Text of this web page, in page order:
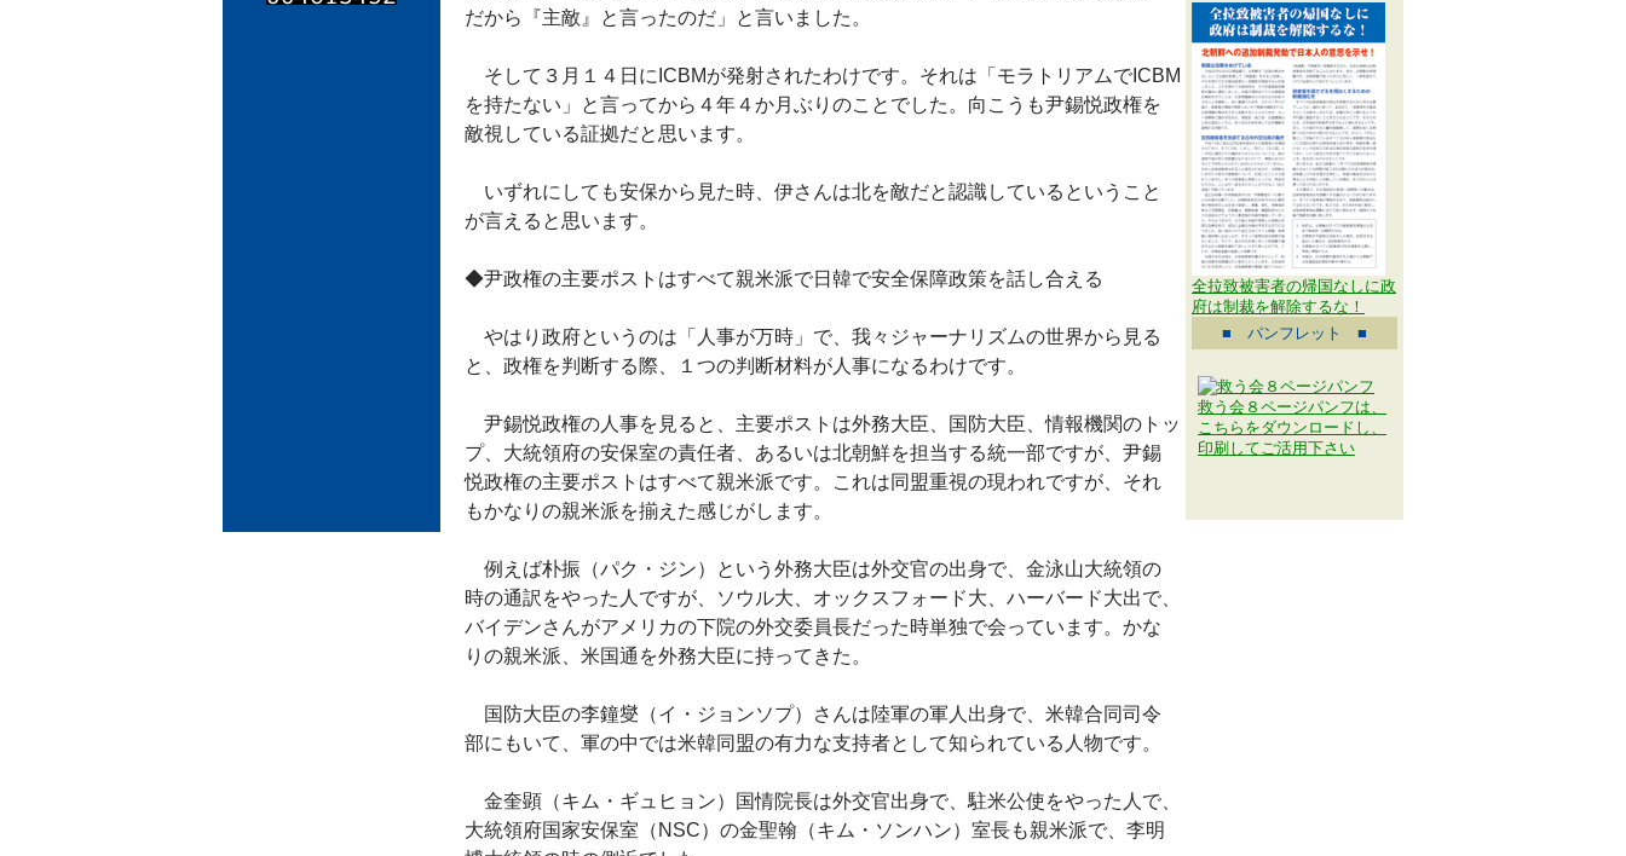
だから『主敵』と言ったのだ」と言いました。
そして３月１４日にICBMが発射されたわけです。それは「モラトリアムでICBM
を持たない」と言ってから４年４か月ぶりのことでした。向こうも尹錫悦政権を
敵視している証拠だと思います。
いずれにしても安保から見た時、伊さんは北を敵だと認識しているということ
が言えると思います。
◆尹政権の主要ポストはすべて親米派で日韓で安全保障政策を話し合える
やはり政府というのは「人事が万時」で、我々ジャーナリズムの世界から見る
と、政権を判断する際、１つの判断材料が人事になるわけです。
尹錫悦政権の人事を見ると、主要ポストは外務大臣、国防大臣、情報機関のトッ
プ、大統領府の安保室の責任者、あるいは北朝鮮を担当する統一部ですが、尹錫
悦政権の主要ポストはすべて親米派です。これは同盟重視の現われですが、それ
もかなりの親米派を揃えた感じがします。
例えば朴振（パク・ジン）という外務大臣は外交官の出身で、金泳山大統領の
時の通訳をやった人ですが、ソウル大、オックスフォード大、ハーバード大出で、
バイデンさんがアメリカの下院の外交委員長だった時単独で会っています。かな
りの親米派、米国通を外務大臣に持ってきた。
国防大臣の李鐘燮（イ・ジョンソプ）さんは陸軍の軍人出身で、米韓合同司令
部にもいて、軍の中では米韓同盟の有力な支持者として知られている人物です。
金奎顕（キム・ギュヒョン）国情院長は外交官出身で、駐米公使をやった人で、
大統領府国家安保室（NSC）の金聖翰（キム・ソンハン）室長も親米派で、李明
全拉致被害者の帰国なしに政
府は制裁を解除するな！
■ パンフレット ■
救う会８ページパンフは、
こちらをダウンロードし、
印刷してご活用下さい